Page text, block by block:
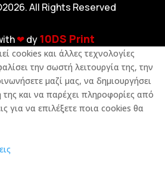
All Rights Reserved
❤︎dy10DS Print
cookies και άλλες τεχνολογίες
την σωστή λειτουργία της, την
μαζί μας, να δημιουργήσει
της και να παρέχει πληροφορίες από
για να επιλέξετε ποια cookies θα